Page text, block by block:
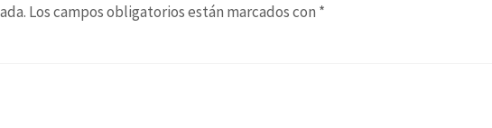
Los campos obligatorios están marcados con *